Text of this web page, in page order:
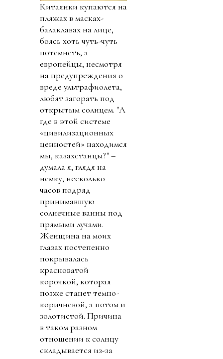
Китаянки купаются на
пляжах в масках-
балаклавах на лице,
боясь хоть чуть-чуть
потемнеть, а
европейцы, несмотря
на предупреждения о
вреде ультрафиолета,
любят загорать под
открытым солнцем. "А
где в этой системе
«цивилизационных
ценностей» находимся
мы, казахстанцы?" –
думала я, глядя на
немку, несколько
часов подряд
принимавшую
солнечные ванны под
прямыми лучами.
Женщина на моих
глазах постепенно
покрывалась
красноватой
корочкой, которая
позже станет темно-
коричневой, а потом и
золотистой. Причина
в таком разном
отношении к солнцу
складывается из-за